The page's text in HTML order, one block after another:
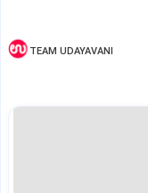
TEAM UDAYAVANI